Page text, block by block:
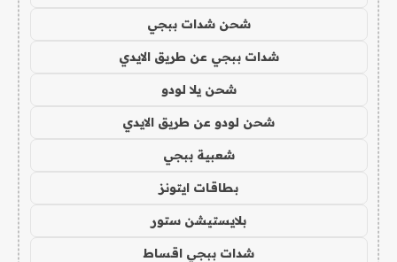
شحن شدات ببجي
شدات ببجي عن طريق الايدي
شحن يلا لودو
شحن لودو عن طريق الايدي
شعبية ببجي
بطاقات ايتونز
بلايستيشن ستور
شدات ببجي اقساط